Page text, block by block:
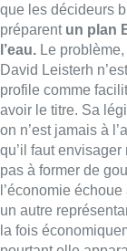
pourtant elle
politiquement
qu’un ministre de
quelqu’un d’autre,
Deuxième urgence
question de la
quelques jours,
trafiquants de
parlait déjà hier
majeur. Il serait
régionale de
dépend des